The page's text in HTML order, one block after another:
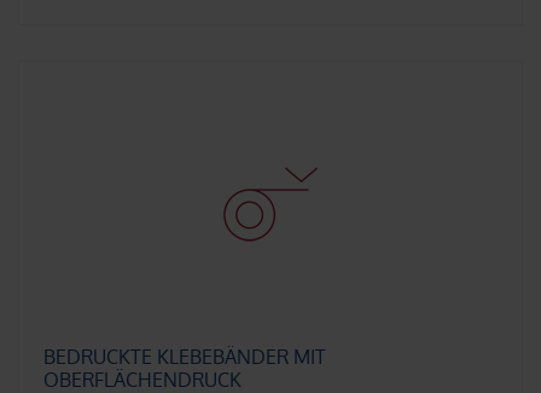
BEDRUCKTE KLEBEBÄNDER MIT
OBERFLÄCHENDRUCK